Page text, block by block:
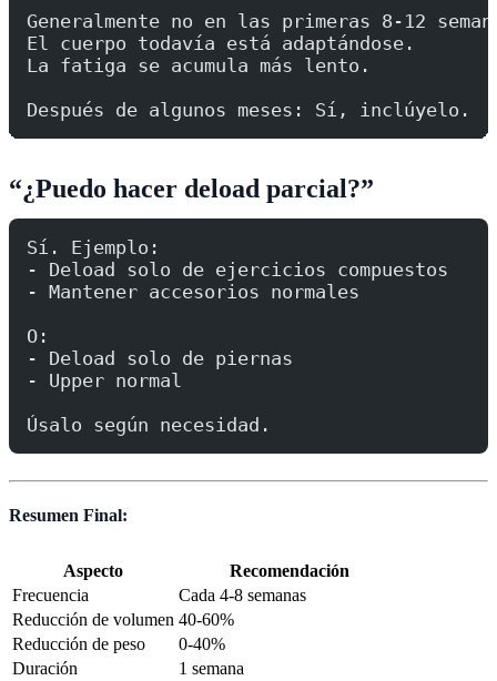
Generalmente no en las primeras 8-12
El cuerpo todavía está adaptándose.
La fatiga se acumula más lento.
Después de algunos meses: Sí, inclúyelo.
“¿Puedo hacer deload parcial?”
Sí. Ejemplo:
- Deload solo de ejercicios compuestos
- Mantener accesorios normales
O:
- Deload solo de piernas
- Upper normal
Úsalo según necesidad.
Resumen Final:
Aspecto
Recomendación
Frecuencia
Cada 4-8 semanas
Reducción de volumen 40-60%
Reducción de peso
0-40%
Duración
1 semana